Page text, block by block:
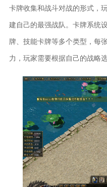
卡牌收集和战斗对战的形式，
建自己的最强战队。卡牌系统
牌、技能卡牌等多个类型，每
力，玩家需要根据自己的战略